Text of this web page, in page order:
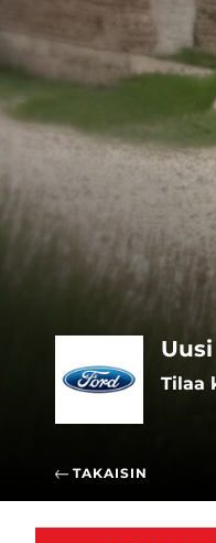
Tilaa
TAKAISIN